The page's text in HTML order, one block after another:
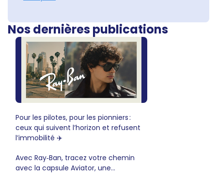
Nos dernières publications
Pour les pilotes, pour les pionniers :
ceux qui suivent l’horizon et refusent
l’immobilité ✈️
Avec Ray‑Ban, tracez votre chemin
avec la capsule Aviator, une...